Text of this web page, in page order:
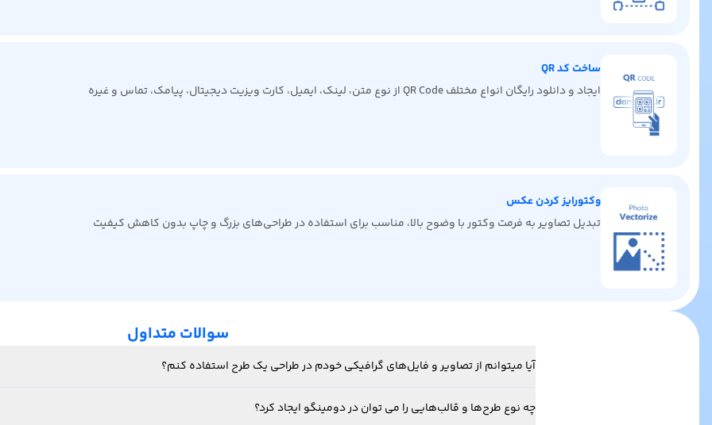
ساخت کد QR
ایجاد و دانلود رایگان انواع مختلف QR Code از نوع متن، لینک، ایمیل، کارت ویزیت دیجیتال، پیامک، تماس و غیره
وکتورایز کردن عکس
تبدیل تصاویر به فرمت وکتور با وضوح بالا، مناسب برای استفاده در طراحی‌های بزرگ و چاپ بدون کاهش کیفیت
سوالات متداول
آیا میتوانم از تصاویر و فایل‌های گرافیکی خودم در طراحی یک طرح استفاده کنم؟
چه نوع طرح‌ها و قالب‌هایی را می توان در دومینگو ایجاد کرد؟